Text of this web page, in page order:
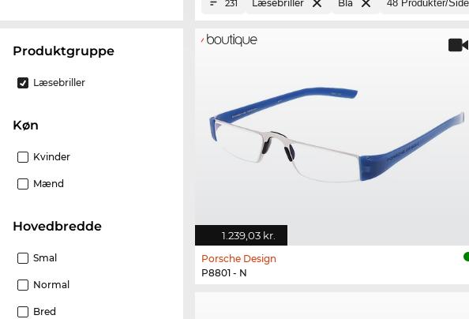
Produktgruppe
Læsebriller
Køn
Kvinder
Mænd
Hovedbredde
Smal
Normal
Bred
231 Læsebriller Blå
1.239,03 kr.
Porsche Design
P8801 - N